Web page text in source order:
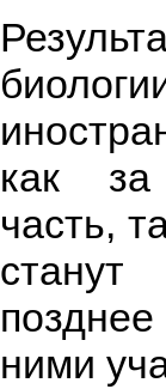
как за
часть,
станут
ними